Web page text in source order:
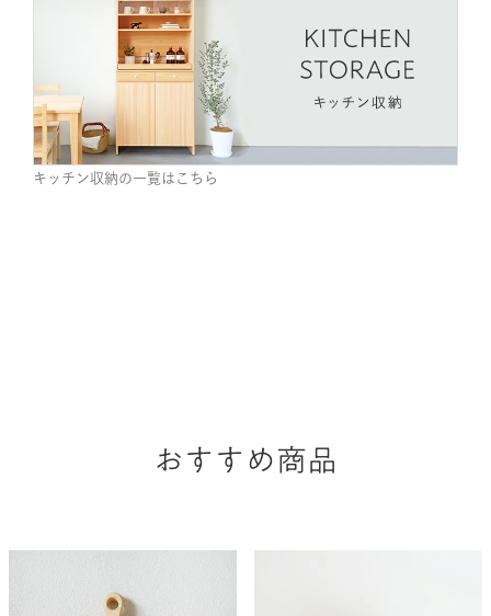
キッチン収納の一覧はこちら
おすすめ商品